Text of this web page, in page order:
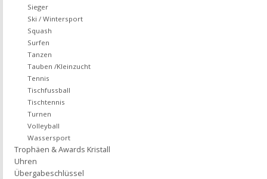
Sieger
Ski / Wintersport
Squash
Surfen
Tanzen
Tauben /Kleinzucht
Tennis
Tischfussball
Tischtennis
Turnen
Volleyball
Wassersport
Trophäen & Awards Kristall
Uhren
Übergabeschlüssel